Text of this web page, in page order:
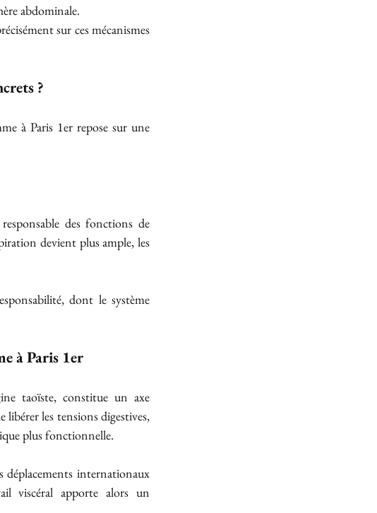
abdominale.
sur ces mécanismes
?
à Paris 1er repose sur une
des fonctions de
devient plus ample, les
dont le système
à Paris 1er
taoïste, constitue un axe
les tensions digestives,
plus fonctionnelle.
déplacements internationaux
viscéral apporte alors un